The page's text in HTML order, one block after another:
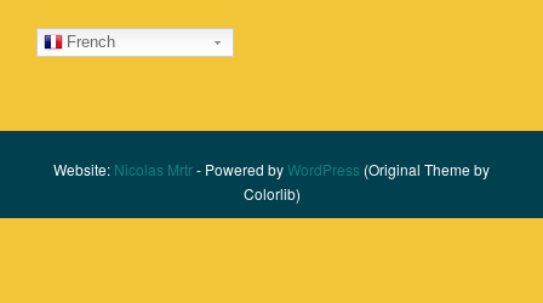
French
Website: Nicolas Mrtr- Powered byWordPress (Original Theme by
Colorlib)